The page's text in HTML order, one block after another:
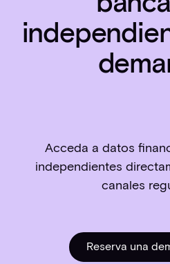
Acceda a datos
independientes
canales
Reserva una